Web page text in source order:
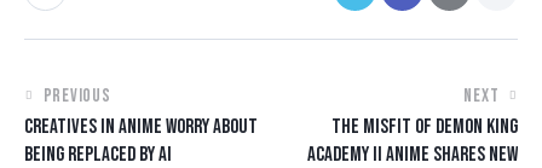
PREVIOUS
CREATIVES IN ANIME WORRY ABOUT
BEING REPLACED BY AI
NEXT
THE MISFIT OF DEMON KING
ACADEMY II ANIME SHARES NEW